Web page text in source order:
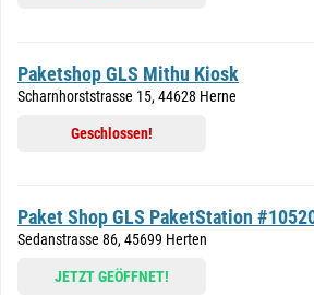
Paketshop GLS Mithu Kiosk
Scharnhorststrasse 15, 44628 Herne
Geschlossen!
Paket Shop GLS PaketStation
Sedanstrasse 86, 45699 Herten
JETZT GEÖFFNET!